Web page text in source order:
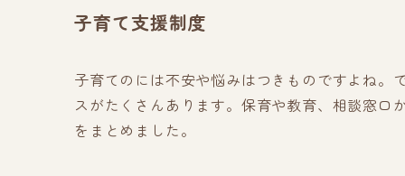
子育て支援制度
子育てのには不安や悩みはつきものですよね。
スがたくさんあります。保育や教育、相談窓
をまとめました。